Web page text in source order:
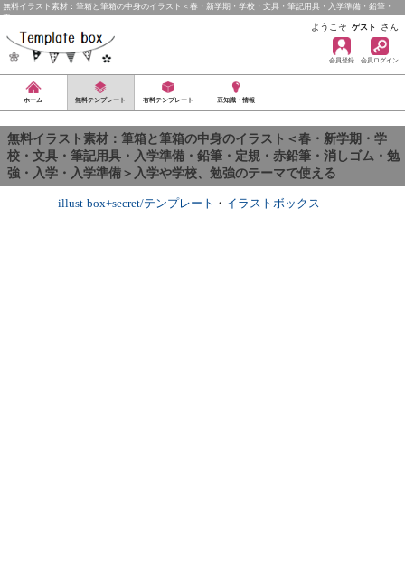
無料イラスト素材：筆箱と筆箱の中身のイラスト＜春・新学期・学校・文具・筆記用具・入学準備・鉛筆・
定…
ようこそ ゲスト さん
会員登録 会員ログイン
ホーム 無料テンプレート 有料テンプレート 豆知識・情報
無料イラスト素材：筆箱と筆箱の中身のイラスト＜春・新学期・学
校・文具・筆記用具・入学準備・鉛筆・定規・赤鉛筆・消しゴム・勉
強・入学・入学準備＞入学や学校、勉強のテーマで使える
illust-box+secret/テンプレート ・ イラストボックス